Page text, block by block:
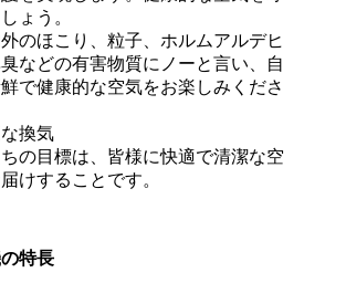
ょう。
のほこり、粒子、ホルムアルデヒ
臭などの有害物質にノーと言い、自
で健康的な空気をお楽しみくださ
換気
の目標は、皆様に快適で清潔な空
けすることです。
特長